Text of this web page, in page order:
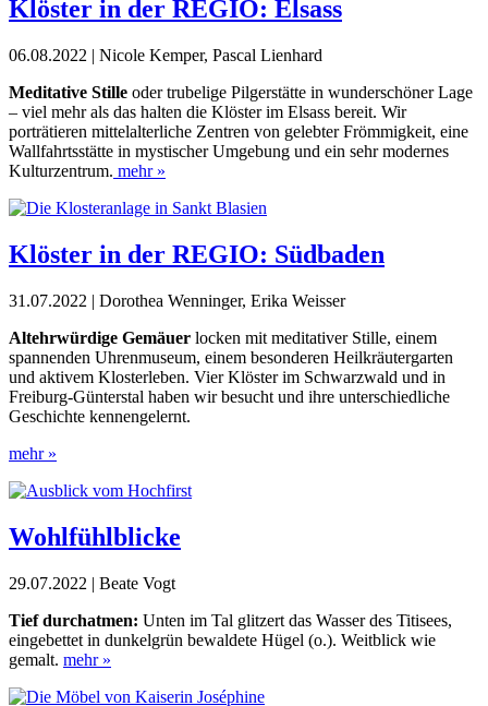
Klöster in der REGIO: Elsass
06.08.2022 | Nicole Kemper, Pascal Lienhard
Meditative Stille oder trubelige Pilgerstätte in wunderschöner Lage
– viel mehr als das halten die Klöster im Elsass bereit. Wir
porträtieren mittelalterliche Zentren von gelebter Frömmigkeit, eine
Wallfahrtsstätte in mystischer Umgebung und ein sehr modernes
Kulturzentrum. mehr »
Klöster in der REGIO: Südbaden
31.07.2022 | Dorothea Wenninger, Erika Weisser
Altehrwürdige Gemäuer locken mit meditativer Stille, einem
spannenden Uhrenmuseum, einem besonderen Heilkräutergarten
und aktivem Klosterleben. Vier Klöster im Schwarzwald und in
Freiburg-Günterstal haben wir besucht und ihre unterschiedliche
Geschichte kennengelernt.
mehr »
Wohlfühlblicke
29.07.2022 | Beate Vogt
Tief durchatmen: Unten im Tal glitzert das Wasser des Titisees,
eingebettet in dunkelgrün bewaldete Hügel (o.). Weitblick wie
gemalt. mehr »